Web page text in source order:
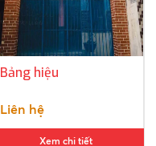
Bảng hiệu
Liên hệ
Xem chi tiết